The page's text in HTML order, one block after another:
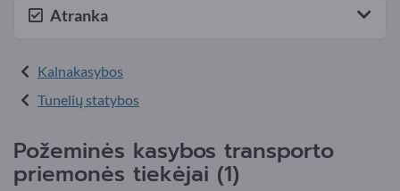
Atranka
Kalnakasybos
Tunelių statybos
Požeminės kasybos transporto
priemonės tiekėjai (1)